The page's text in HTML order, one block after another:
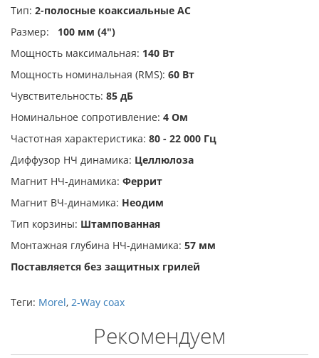
Тип: 2-полосные коаксиальные АС
Размер:
100 мм (4")
Мощность максимальная: 140 Вт
Мощность номинальная (RMS): 60 Вт
Чувствительность: 85 дБ
Номинальное сопротивление: 4 Ом
Частотная характеристика: 80 - 22 000 Гц
Диффузор НЧ динамика: Целлюлоза
Магнит НЧ-динамика: Феррит
Магнит ВЧ-динамика: Неодим
Тип корзины: Штампованная
Монтажная глубина НЧ-динамика: 57 мм
Поставляется без защитных грилей
Теги: Morel, 2-Way coax
Рекомендуем